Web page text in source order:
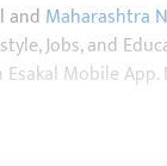
and Maharashtra
Jobs, and
Esakal Mobile